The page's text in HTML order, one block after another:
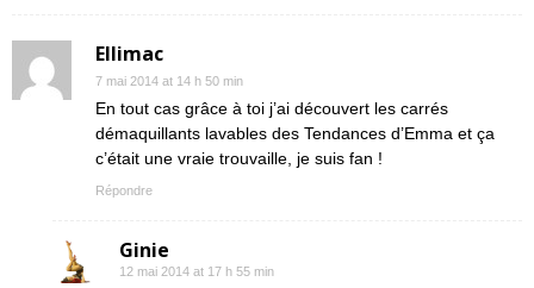
Ellimac
7 mai 2014 at 14 h 50 min
En tout cas grâce à toi j’ai découvert les carrés
démaquillants lavables des Tendances d’Emma et ça
c’était une vraie trouvaille, je suis fan !
Répondre
Ginie
12 mai 2014 at 17 h 55 min